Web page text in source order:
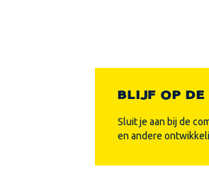
BLIJF OP DE
Sluit je aan bij de
en andere